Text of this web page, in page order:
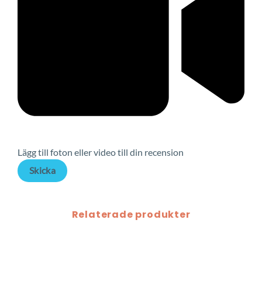
Lägg till foton eller video till din recension
Skicka
Relaterade produkter